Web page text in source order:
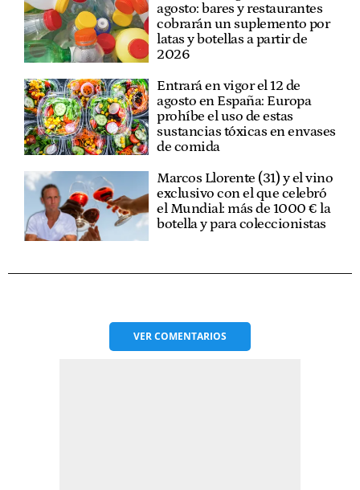
agosto: bares y restaurantes
cobrarán un suplemento por
latas y botellas a partir de
2026
Entrará en vigor el 12 de
agosto en España: Europa
prohíbe el uso de estas
sustancias tóxicas en envases
de comida
Marcos Llorente (31) y el vino
exclusivo con el que celebró
el Mundial: más de 1000 € la
botella y para coleccionistas
VERCOMENTARIOS